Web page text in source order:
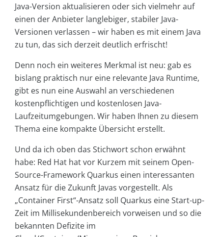
Java-Version aktualisieren oder sich vielmehr auf
einen der Anbieter langlebiger, stabiler Java-
Versionen verlassen – wir haben es mit einem Java
zu tun, das sich derzeit deutlich erfrischt!
Denn noch ein weiteres Merkmal ist neu: gab es
bislang praktisch nur eine relevante Java Runtime,
gibt es nun eine Auswahl an verschiedenen
kostenpflichtigen und kostenlosen Java-
Laufzeitumgebungen. Wir haben Ihnen zu diesem
Thema eine kompakte Übersicht erstellt.
Und da ich oben das Stichwort schon erwähnt
habe: Red Hat hat vor Kurzem mit seinem Open-
Source-Framework Quarkus einen interessanten
Ansatz für die Zukunft Javas vorgestellt. Als
„Container First“-Ansatz soll Quarkus eine Start-up-
Zeit im Millisekundenbereich vorweisen und so die
bekannten Defizite im